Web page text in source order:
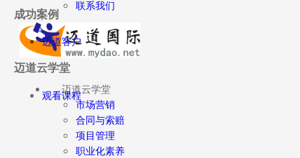
联系我们
迈道云学堂
市场营销
合同与索赔
项目管理
职业化素养
成功案例
迈道客户
迈道云学堂
观看课程